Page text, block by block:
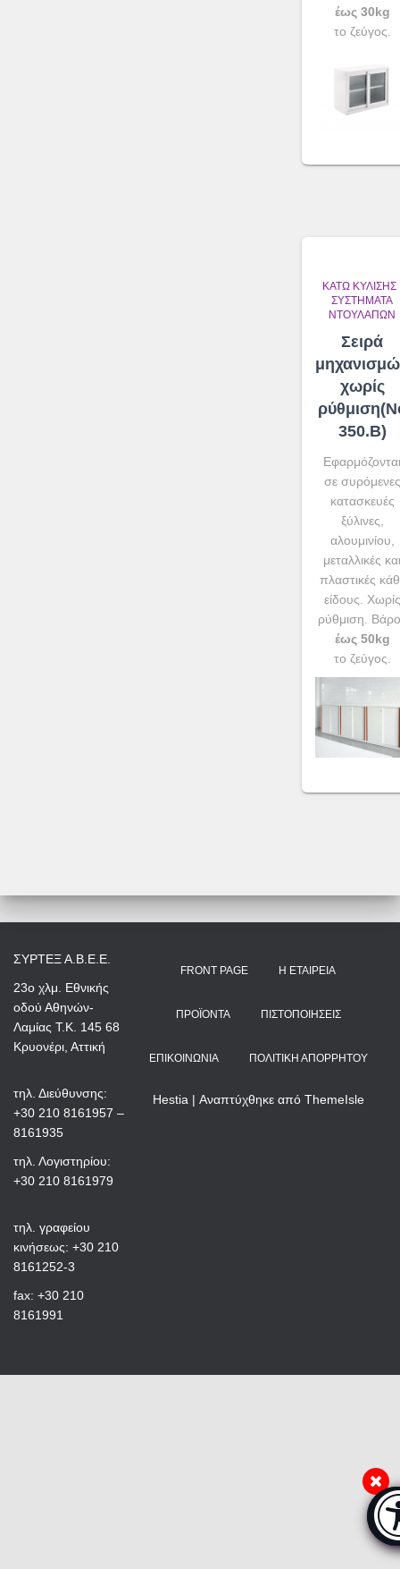
έως 30kg
το ζεύγος.
ΚΆΤΩ ΚΎΛΙΣΗΣ
ΣΥΣΤΉΜΑΤΑ
ΝΤΟΥΛΑΠΏΝ
Σειρά
χωρίς
350.Β)
Εφαρμόζονται
σε συρόμενες
κατασκευές
ξύλινες,
αλουμινίου,
μεταλλικές και
πλαστικές
είδους. Χωρίς
ρύθμιση.
έως 50kg
το ζεύγος.
ΣΥΡΤΕΞ Α.Β.Ε.Ε.
23ο χλμ. Εθνικής
οδού Αθηνών-
Λαμίας Τ.Κ. 145 68
Κρυονέρι, Αττική
τηλ. Διεύθυνσης:
+30 210 8161957 –
8161935
τηλ. Λογιστηρίου:
+30 210 8161979
τηλ. γραφείου
κινήσεως: +30 210
8161252-3
fax: +30 210
8161991
FRONT PAGE Η ΕΤΑΙΡΕΊΑ
ΠΡΟΪΌΝΤΑ ΠΙΣΤΟΠΟΙΉΣΕΙΣ
ΕΠΙΚΟΙΝΩΝΊΑ ΠΟΛΙΤΙΚΉ ΑΠΟΡΡΉΤΟΥ
Hestia | Αναπτύχθηκε από ThemeIsle